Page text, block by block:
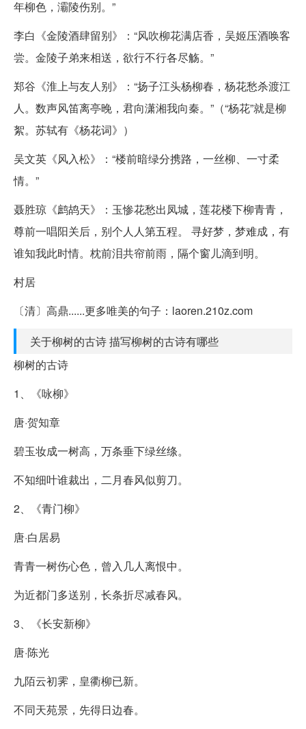
年柳色，灞陵伤别。”
李白《金陵酒肆留别》：“风吹柳花满店香，吴姬压酒唤客
尝。金陵子弟来相送，欲行不行各尽觞。”
郑谷《淮上与友人别》：“扬子江头杨柳春，杨花愁杀渡江
人。数声风笛离亭晚，君向潇湘我向秦。”（“杨花”就是柳
絮。苏轼有《杨花词》）
吴文英《风入松》：“楼前暗绿分携路，一丝柳、一寸柔
情。”
聂胜琼《鹧鸪天》：玉惨花愁出凤城，莲花楼下柳青青，
尊前一唱阳关后，别个人人第五程。 寻好梦，梦难成，有
谁知我此时情。枕前泪共帘前雨，隔个窗儿滴到明。
村居
〔清〕高鼎......更多唯美的句子：laoren.210z.com
关于柳树的古诗 描写柳树的古诗有哪些
柳树的古诗
1、《咏柳》
唐·贺知章
碧玉妆成一树高，万条垂下绿丝绦。
不知细叶谁裁出，二月春风似剪刀。
2、《青门柳》
唐·白居易
青青一树伤心色，曾入几人离恨中。
为近都门多送别，长条折尽减春风。
3、《长安新柳》
唐·陈光
九陌云初霁，皇衢柳已新。
不同天苑景，先得日边春。